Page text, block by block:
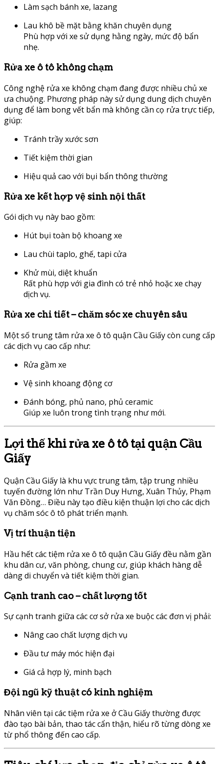
Làm sạch bánh xe, lazang
Lau khô bề mặt bằng khăn chuyên dụng
Phù hợp với xe sử dụng hằng ngày, mức độ bẩn
nhẹ.
Rửa xe ô tô không chạm
Công nghệ rửa xe không chạm đang được nhiều chủ xe
ưa chuộng. Phương pháp này sử dụng dung dịch chuyên
dụng để làm bong vết bẩn mà không cần cọ rửa trực tiếp,
giúp:
Tránh trầy xước sơn
Tiết kiệm thời gian
Hiệu quả cao với bụi bẩn thông thường
Rửa xe kết hợp vệ sinh nội thất
Gói dịch vụ này bao gồm:
Hút bụi toàn bộ khoang xe
Lau chùi taplo, ghế, tapi cửa
Khử mùi, diệt khuẩn
Rất phù hợp với gia đình có trẻ nhỏ hoặc xe chạy
dịch vụ.
Rửa xe chi tiết – chăm sóc xe chuyên sâu
Một số trung tâm rửa xe ô tô quận Cầu Giấy còn cung cấp
các dịch vụ cao cấp như:
Rửa gầm xe
Vệ sinh khoang động cơ
Đánh bóng, phủ nano, phủ ceramic
Giúp xe luôn trong tình trạng như mới.
Lợi thế khi rửa xe ô tô tại quận Cầu
Giấy
Quận Cầu Giấy là khu vực trung tâm, tập trung nhiều
tuyến đường lớn như Trần Duy Hưng, Xuân Thủy, Phạm
Văn Đồng… Điều này tạo điều kiện thuận lợi cho các dịch
vụ chăm sóc ô tô phát triển mạnh.
Vị trí thuận tiện
Hầu hết các tiệm rửa xe ô tô quận Cầu Giấy đều nằm gần
khu dân cư, văn phòng, chung cư, giúp khách hàng dễ
dàng di chuyển và tiết kiệm thời gian.
Cạnh tranh cao – chất lượng tốt
Sự cạnh tranh giữa các cơ sở rửa xe buộc các đơn vị phải:
Nâng cao chất lượng dịch vụ
Đầu tư máy móc hiện đại
Giá cả hợp lý, minh bạch
Đội ngũ kỹ thuật có kinh nghiệm
Nhân viên tại các tiệm rửa xe ở Cầu Giấy thường được
đào tạo bài bản, thao tác cẩn thận, hiểu rõ từng dòng xe
từ phổ thông đến cao cấp.